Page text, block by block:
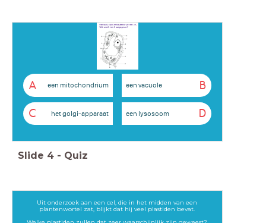
A een mitochondrium B
een vacuole
C het golgi-apparaat D
een lysosoom
Slide 4 - Quiz
Uit onderzoek aan een cel, die in het midden van een
plantenwortel zat, blijkt dat hij veel plastiden bevat.